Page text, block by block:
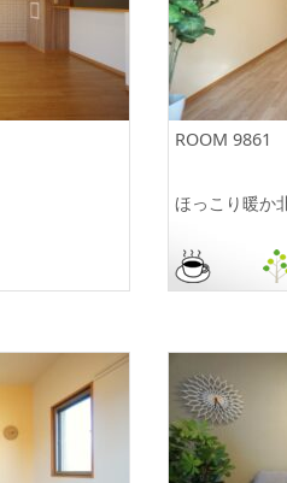
ROOM 9861
ほっこり暖か